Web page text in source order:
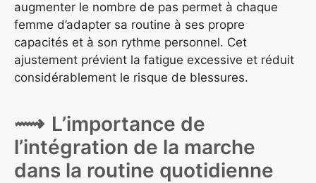
augmenter le nombre de pas permet à chaque
femme d’adapter sa routine à ses propre
capacités et à son rythme personnel. Cet
ajustement prévient la fatigue excessive et réduit
considérablement le risque de blessures.
L’importance de
l’intégration de la marche
dans la routine quotidienne